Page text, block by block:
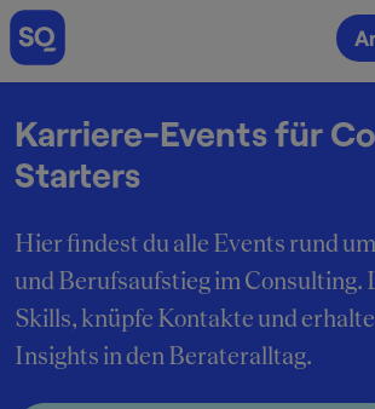
Karriere-Events für
Starters
Hier findest du alle Events rund
und Berufsaufstieg im Consulting.
Skills, knüpfe Kontakte und
Insights in den Berateralltag.